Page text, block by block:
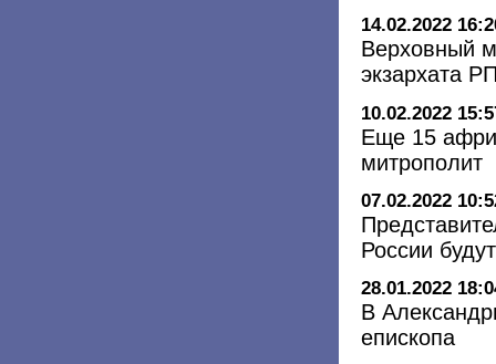
14.02.2022
Верховный
экзархата
10.02.2022
Еще 15
митрополит
07.02.2022
России
28.01.2022
В
епископа